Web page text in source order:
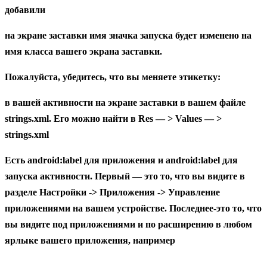
добавили
на экране заставки имя значка запуска будет изменено на
имя класса вашего экрана заставки.
Пожалуйста, убедитесь, что вы меняете этикетку:
в вашей активности на экране заставки в вашем файле
strings.xml. Его можно найти в Res — > Values — >
strings.xml
Есть android:label для приложения и android:label для
запуска активности. Первый — это то, что вы видите в
разделе Настройки -> Приложения -> Управление
приложениями на вашем устройстве. Последнее-это то, что
вы видите под приложениями и по расширению в любом
ярлыке вашего приложения, например